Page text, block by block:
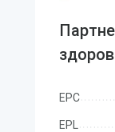
EPC
EPL